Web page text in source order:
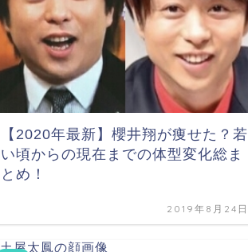
【2020年最新】櫻井翔が痩せた？若
い頃からの現在までの体型変化総ま
とめ！
2019年8月24日